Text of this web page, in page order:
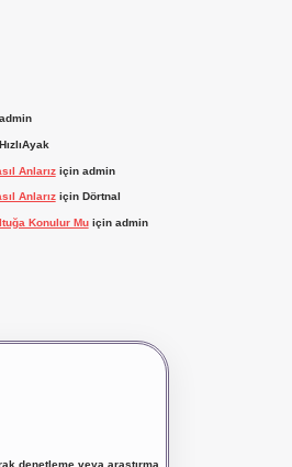
admin
HızlıAyak
Anlarıziçin admin
Anlarıziçin Dörtnal
Konulur Muiçin admin
denetleme veya araştırma